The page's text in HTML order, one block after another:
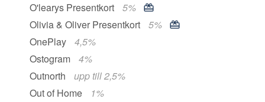
O'learys Presentkort
5%
Olivia & Oliver Presentkort
5%
OnePlay
4,5%
Ostogram
4%
Outnorth
upp till 2,5%
Out of Home
1%